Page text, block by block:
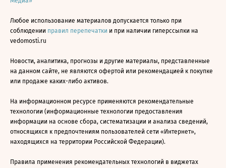
Любое использование материалов допускается только при
соблюдении правил перепечатки и при наличии гиперссылки на
vedomosti.ru
Новости, аналитика, прогнозы и другие материалы, представленные
на данном сайте, не являются офертой или рекомендацией к покупке
или продаже каких-либо активов.
На информационном ресурсе применяются рекомендательные
технологии (информационные технологии предоставления
информации на основе сбора, систематизации и анализа сведений,
относящихся к предпочтениям пользователей сети «Интернет»,
находящихся на территории Российской Федерации).
Правила применения рекомендательных технологий в виджетах